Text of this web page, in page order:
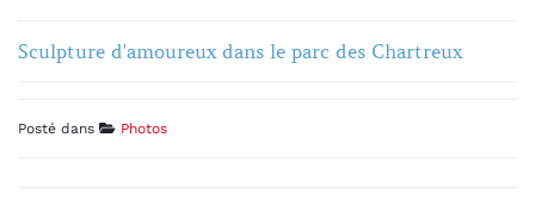
Sculpture d'amoureux dans le parc des Chartreux
Posté dans Photos